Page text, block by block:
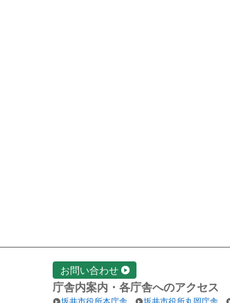
お問い合わせ
庁舎内案内・各庁舎へのアクセス